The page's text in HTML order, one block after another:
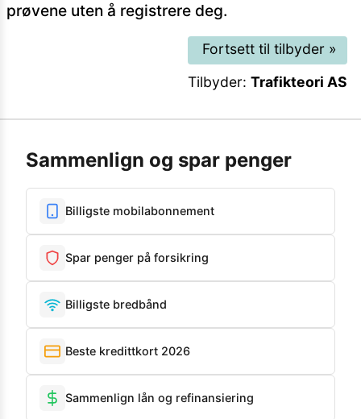
prøvene uten å registrere deg.
Fortsett til tilbyder »
Tilbyder:Trafikteori AS
Sammenlign og spar penger
Billigste mobilabonnement
Spar penger på forsikring
Billigste bredbånd
Beste kredittkort 2026
Sammenlign lån og refinansiering